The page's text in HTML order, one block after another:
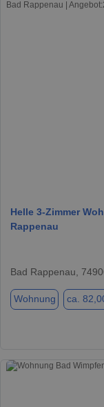
Helle 3-Zimmer
Rappenau
Bad Rappenau,
Wohnung ca.